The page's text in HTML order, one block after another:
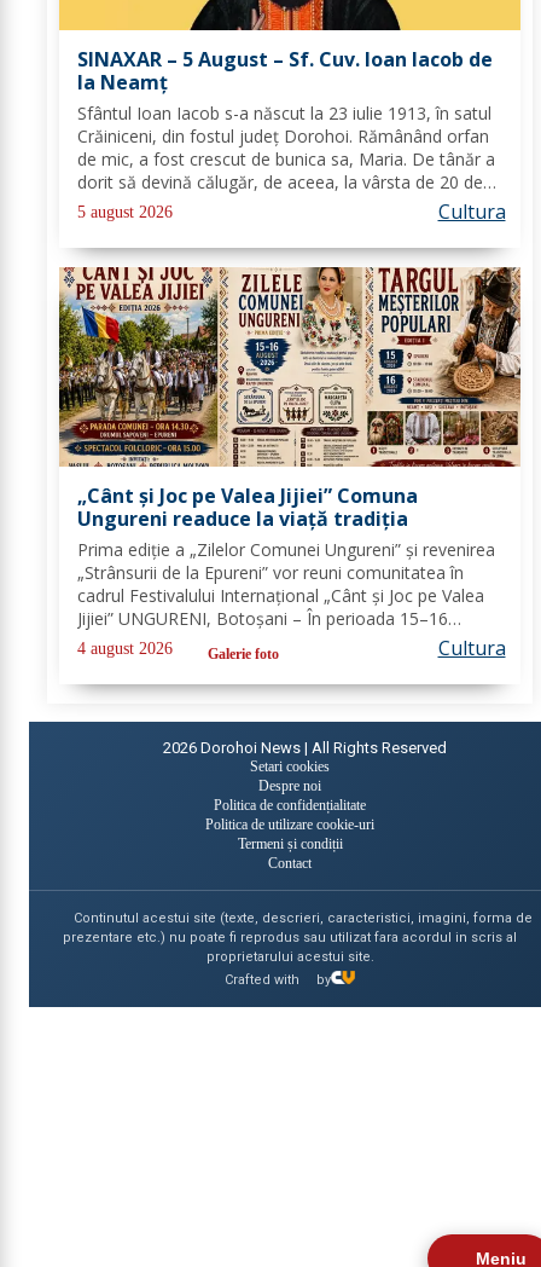
Meniu
SINAXAR – 5 August – Sf. Cuv. Ioan Iacob de
la Neamţ
Sfântul Ioan Iacob s-a născut la 23 iulie 1913, în satul
Crăiniceni, din fostul județ Dorohoi. Rămânând orfan
de mic, a fost crescut de bunica sa, Maria. De tânăr a
dorit să devină călugăr, de aceea, la vârsta de 20 de
ani, și-a îndreptat pașii spre Mănăstirea Neamț. La 8
aprilie 1936, rasoforul...
5 august 2026 Cultura
„Cânt și Joc pe Valea Jijiei” Comuna
Ungureni readuce la viață tradiția
Prima ediție a „Zilelor Comunei Ungureni” și revenirea
„Strânsurii de la Epureni” vor reuni comunitatea în
cadrul Festivalului Internațional „Cânt și Joc pe Valea
Jijiei” UNGURENI, Botoșani – În perioada 15–16
august 2026, comuna Ungureni va găzdui unul dintre
cele mai ample evenimente culturale...
4 august 2026 Galerie foto Cultura
2026 Dorohoi News | All Rights Reserved
Setari cookies
Despre noi
Politica de confidențialitate
Politica de utilizare cookie-uri
Termeni și condiții
Contact
Continutul acestui site (texte, descrieri, caracteristici, imagini, forma de
prezentare etc.) nu poate fi reprodus sau utilizat fara acordul in scris al
proprietarului acestui site.
Crafted with
by